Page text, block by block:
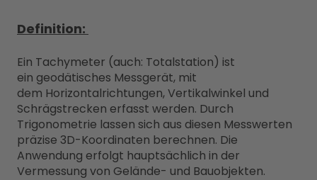
Definition:
Ein Tachymeter (auch: Totalstation) ist
ein geodätisches Messgerät, mit
dem Horizontalrichtungen, Vertikalwinkel und
Schrägstrecken erfasst werden. Durch
Trigonometrie lassen sich aus diesen Messwerten
präzise 3D-Koordinaten berechnen. Die
Anwendung erfolgt hauptsächlich in der
Vermessung von Gelände- und Bauobjekten.